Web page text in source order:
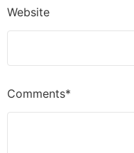
Comments*
Website